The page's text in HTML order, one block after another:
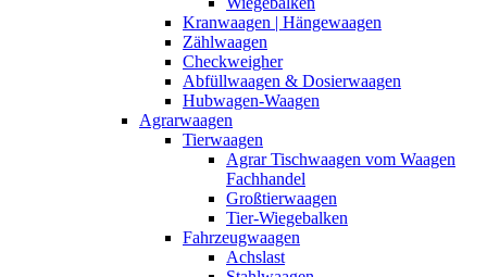
Kranwaagen | Hängewaagen
Zählwaagen
Checkweigher
Abfüllwaagen & Dosierwaagen
Hubwagen-Waagen
Agrarwaagen
Tierwaagen
Agrar Tischwaagen vom Waagen
Fachhandel
Großtierwaagen
Tier-Wiegebalken
Fahrzeugwaagen
Achslast